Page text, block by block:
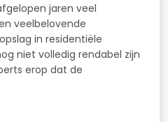
jaren veel
veelbelovende
in residentiële
niet volledig rendabel zijn
erop dat de